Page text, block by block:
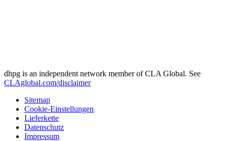
dhpg is an independent network member of CLA Global. See
CLAglobal.com/disclaimer
Sitemap
Cookie-Einstellungen
Lieferkette
Datenschutz
Impressum